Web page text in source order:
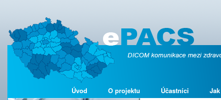
Úvod O projektu Účastníci